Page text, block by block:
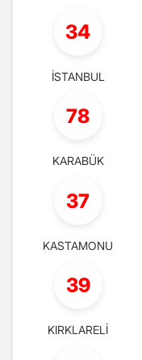
34
İSTANBUL
78
KARABÜK
37
KASTAMONU
39
KIRKLARELİ